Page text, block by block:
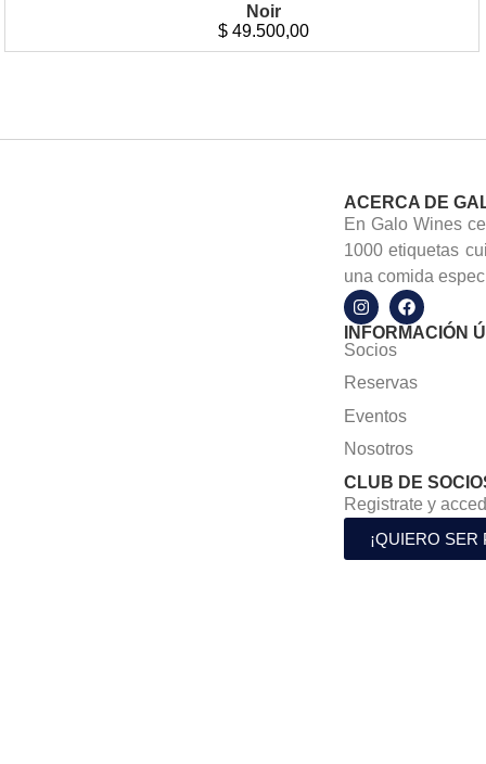
Noir
$ 49.500,00
ACERCA DE
En Galo Wines
1000 etiquetas
una comida
INFORMACIÓN
Socios
Reservas
Eventos
Nosotros
CLUB DE
Registrate y
¡QUIERO SER